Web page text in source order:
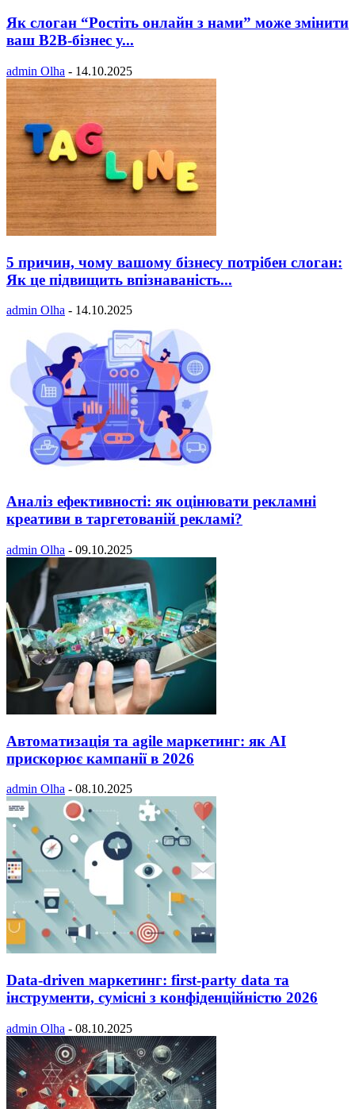
Як слоган “Ростіть онлайн з нами” може змінити
ваш B2B-бізнес у...
admin Olha - 14.10.2025
5 причин, чому вашому бізнесу потрібен слоган:
Як це підвищить впізнаваність...
admin Olha - 14.10.2025
Аналіз ефективності: як оцінювати рекламні
креативи в таргетованій рекламі?
admin Olha - 09.10.2025
Автоматизація та agile маркетинг: як AI
прискорює кампанії в 2026
admin Olha - 08.10.2025
Data-driven маркетинг: first-party data та
інструменти, сумісні з конфіденційністю 2026
admin Olha - 08.10.2025